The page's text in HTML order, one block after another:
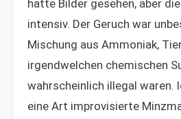
hatte Bilder gesehen, aber
intensiv. Der Geruch war
Mischung aus Ammoniak,
irgendwelchen chemischen
wahrscheinlich illegal waren.
eine Art improvisierte